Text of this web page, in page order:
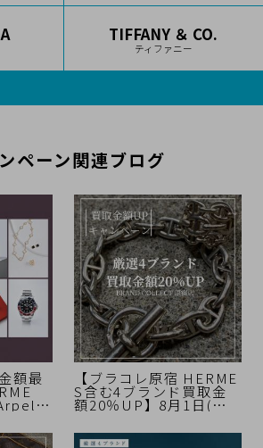
TIFFANY ＆ CO.
ティファニー
ペーン関連ブログ
額最
買
ンペ
【ブラコレ原宿 HERME
S含む4ブランド買取金
額20％UP】8月1日(土)
から厳選4ブランドの買
取金額が20％UPするキ